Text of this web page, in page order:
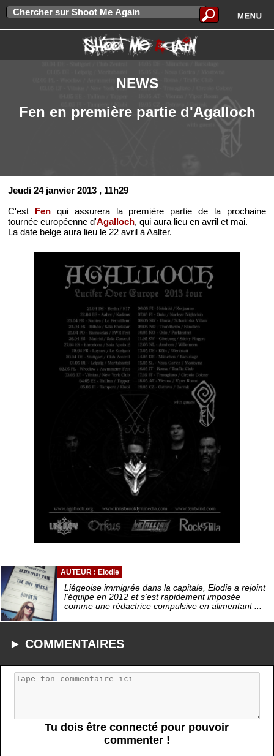
NEWS
Fen en première partie d'Agalloch
Jeudi 24 janvier 2013 , 11h29
C'est Fen qui assurera la première partie de la prochaine
tournée européenne d'Agalloch, qui aura lieu en avril et mai.
La date belge aura lieu le 22 avril à Aalter.
AUTEUR : Elodie
Liégeoise immigrée dans la capitale, Elodie a rejoint
l'équipe en 2012 et s'est rapidement imposée
comme une rédactrice compulsive en alimentant ...
► COMMENTAIRES
Tu dois être connecté pour pouvoir
commenter !